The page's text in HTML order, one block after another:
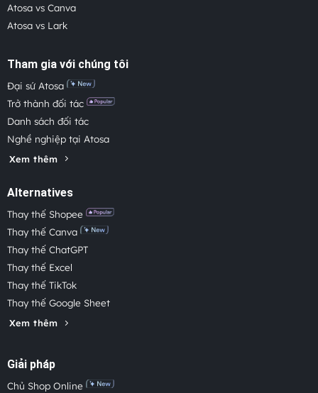
Atosa vs Canva
Atosa vs Lark
Tham gia với chúng tôi
Đại sứ Atosa
Trở thành đối tác
Danh sách đối tác
Nghề nghiệp tại Atosa
Xem thêm
Alternatives
Thay thế Shopee
Thay thế Canva
Thay thế ChatGPT
Thay thế Excel
Thay thế TikTok
Thay thế Google Sheet
Xem thêm
Giải pháp
Chủ Shop Online